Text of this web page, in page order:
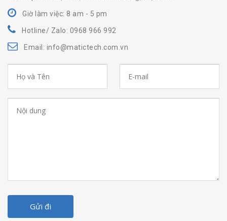
Giờ làm việc: 8 am - 5 pm
Hotline/ Zalo: 0968 966 992
Email: info@matictech.com.vn